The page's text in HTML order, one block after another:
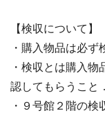
【検収について】
・購入物品は必ず
・検収とは購入
認してもらうこと．
・９号館２階の